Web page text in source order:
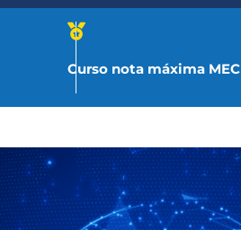
Curso nota máxima MEC